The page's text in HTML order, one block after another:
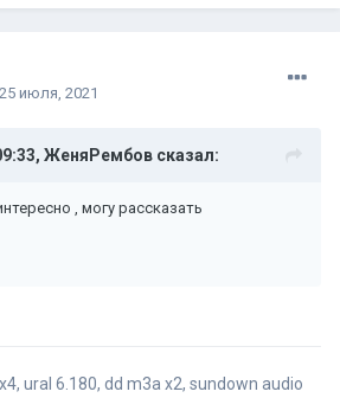
25 июля, 2021
ЖеняРембов сказал:
, могу рассказать
ural 6.180, dd m3a x2, sundown audio